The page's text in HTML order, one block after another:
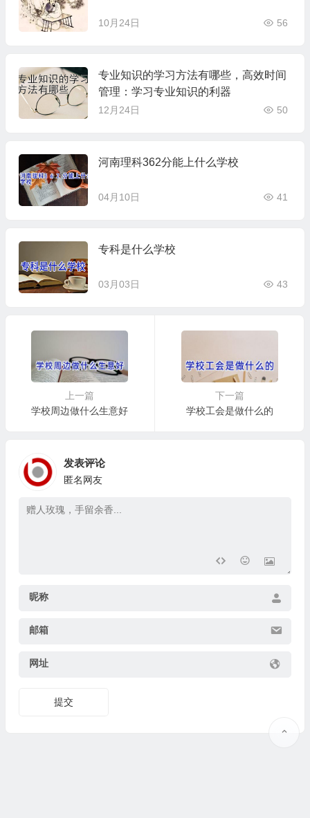
10月24日 56
专业知识的学习方法有哪些，高效时间
管理：学习专业知识的利器
12月24日 50
河南理科362分能上什么学校
04月10日 41
专科是什么学校
03月03日 43
上一篇
学校周边做什么生意好
下一篇
学校工会是做什么的
发表评论
匿名网友
昵称
邮箱
网址
提交